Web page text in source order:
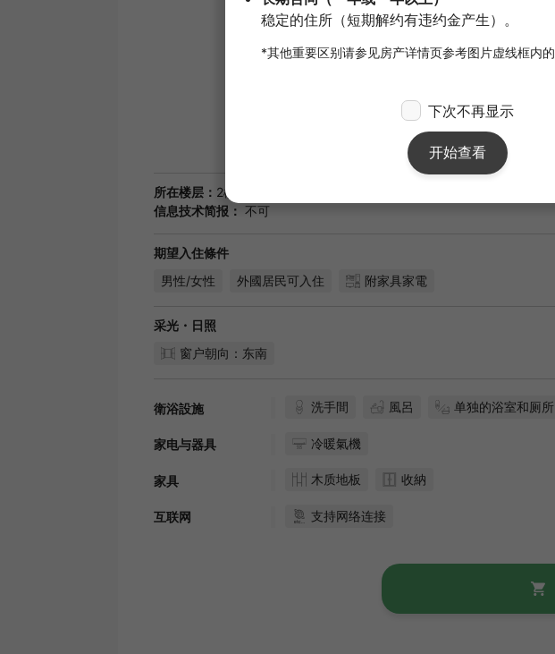
所在楼层： 2楼
信息技术简报： 不可
期望入住條件
男性/女性
外國居民可入住 附家具家電
采光・日照
窗户朝向：东南
衛浴設施 洗手間 風呂 单独的浴室和厕所
家电与器具 冷暖氣機
家具 木质地板 收納
互联网 支持网络连接